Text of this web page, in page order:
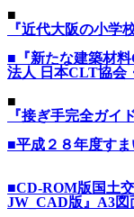
■
『近代大阪の小学
■『新たな建築材
法人 日本CLT協会
■
『接ぎ手完全ガイ
■平成２８年度すま
■CD-ROM版国土
JW_CAD版』A3図